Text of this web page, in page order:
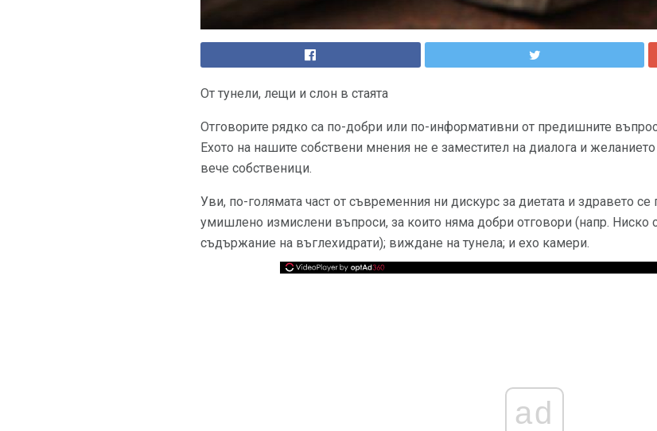
От тунели, лещи и слон в стаята
Отговорите рядко са по-добри или по-информативни от предишните
Ехото на нашите собствени мнения не е заместител на диалога и
вече собственици.
Уви, по-голямата част от съвременния ни дискурс за диетата и здравето
умишлено измислени въпроси, за които няма добри отговори (напр.
съдържание на въглехидрати); виждане на тунела; и ехо камери.
ad